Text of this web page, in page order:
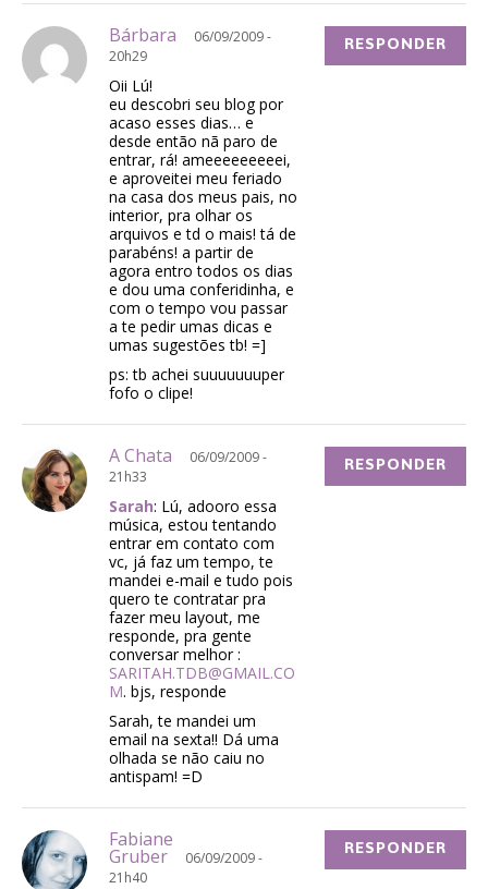
Bárbara
06/09/2009 -
20h29
Oii Lú!
eu descobri seu blog por
acaso esses dias… e
desde então nã paro de
entrar, rá! ameeeeeeeeei,
e aproveitei meu feriado
na casa dos meus pais, no
interior, pra olhar os
arquivos e td o mais! tá de
parabéns! a partir de
agora entro todos os dias
e dou uma conferidinha, e
com o tempo vou passar
a te pedir umas dicas e
umas sugestões tb! =]
ps: tb achei suuuuuuuper
fofo o clipe!
RESPONDER
A Chata
06/09/2009 -
21h33
Sarah: Lú, adooro essa
música, estou tentando
entrar em contato com
vc, já faz um tempo, te
mandei e-mail e tudo pois
quero te contratar pra
fazer meu layout, me
responde, pra gente
conversar melhor :
SARITAH.TDB@GMAIL.CO
M. bjs, responde
Sarah, te mandei um
email na sexta!! Dá uma
olhada se não caiu no
antispam! =D
RESPONDER
Fabiane
Gruber
06/09/2009 -
21h40
RESPONDER